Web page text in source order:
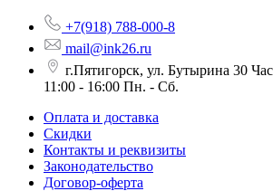
+7(918) 788-000-8
mail@ink26.ru
г.Пятигорск, ул. Бутырина 30
11:00 - 16:00 Пн. - Сб.
Оплата и доставка
Скидки
Контакты и реквизиты
Законодательство
Договор-оферта